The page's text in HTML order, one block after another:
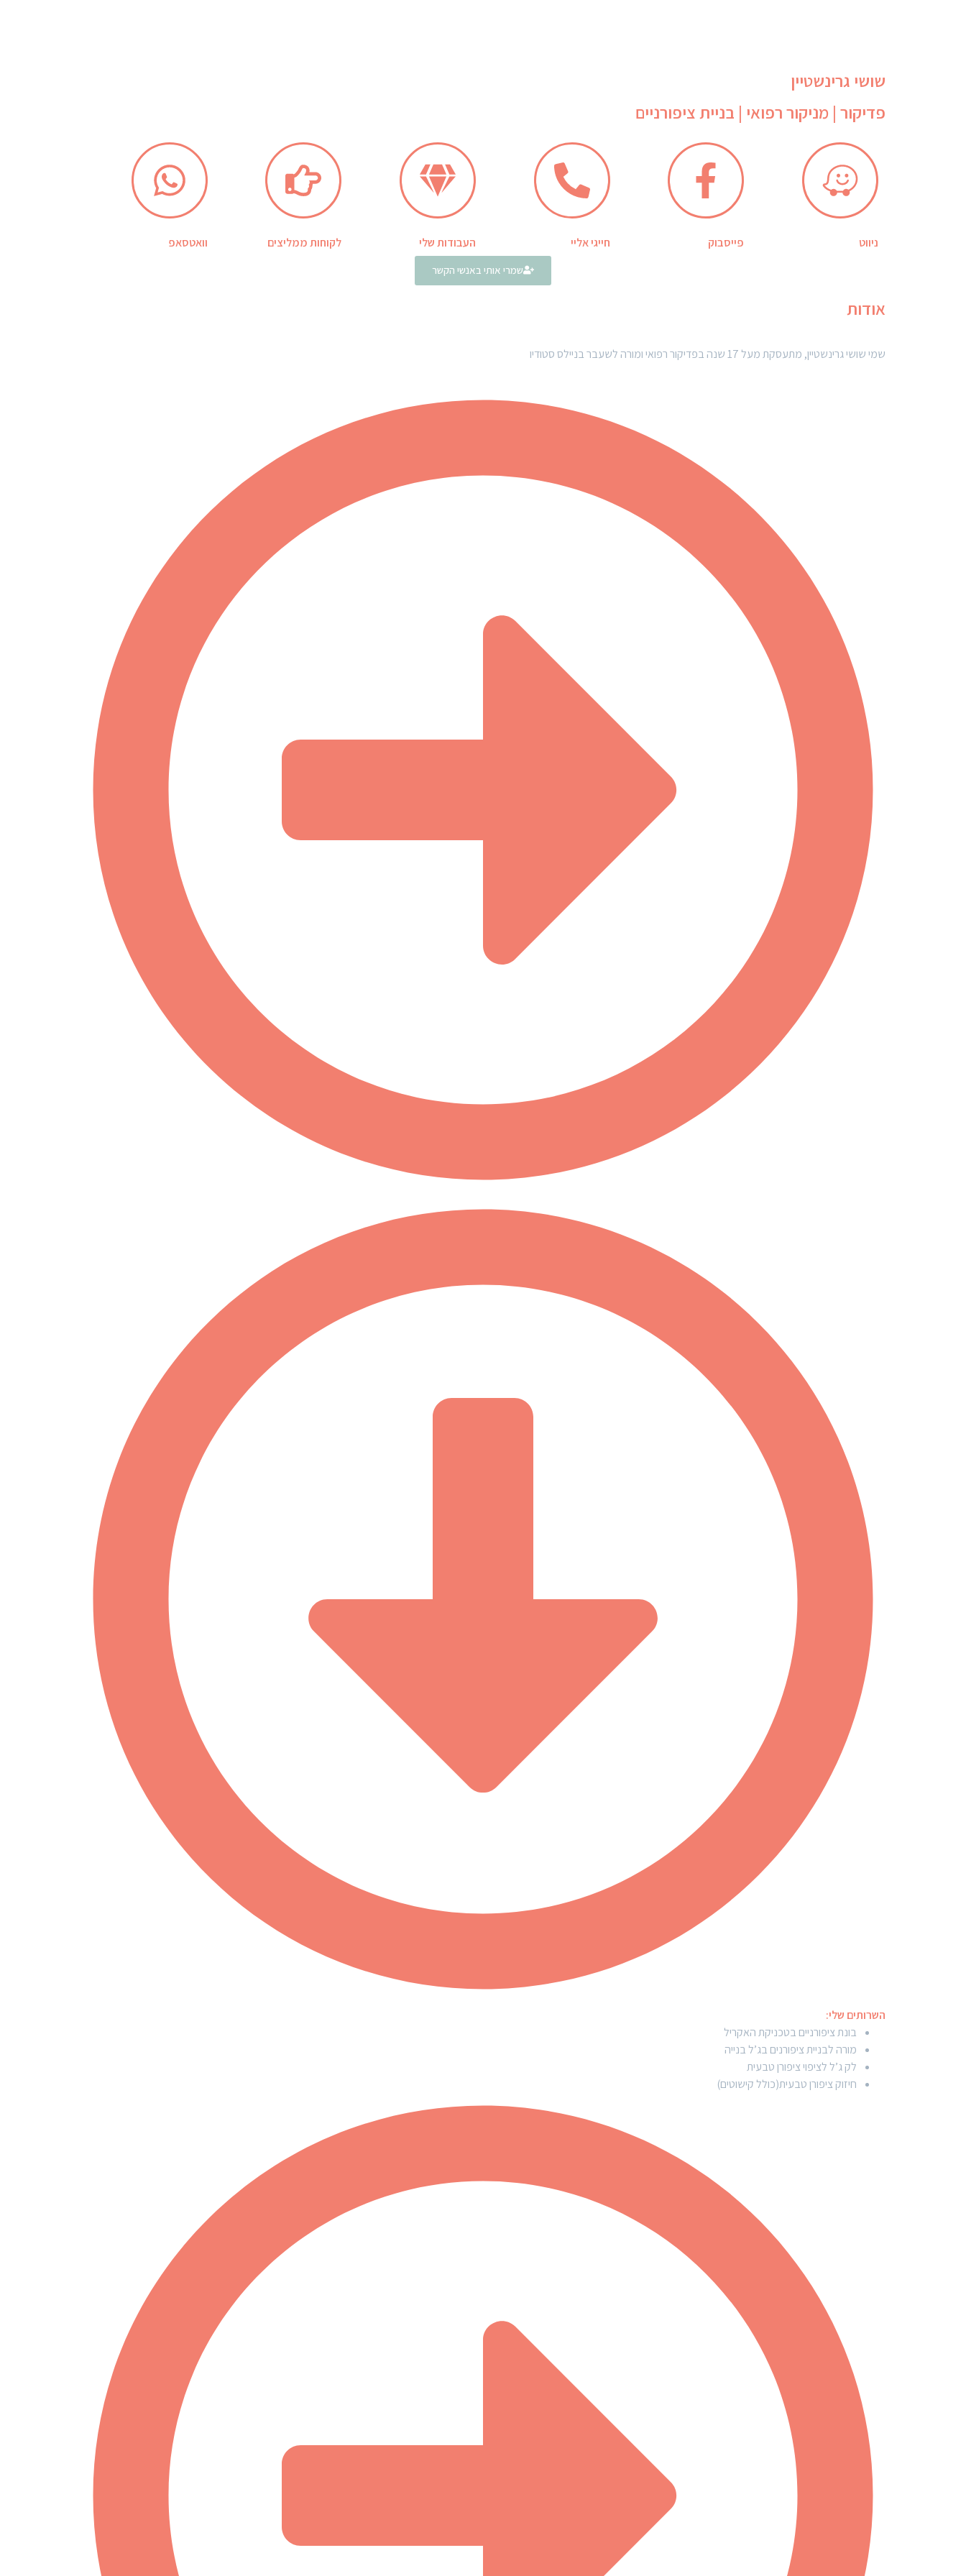
שושי גרינשטיין
פדיקור | מניקור רפואי | בניית ציפורניים
ניווט פייסבוק חייגי אליי העבודות שלי לקוחות ממליצים וואטסאפ
שמרי אותי באנשי הקשר
אודות
שמי שושי גרינשטיין, מתעסקת מעל 17 שנה בפדיקור רפואי ומורה לשעבר בניילס סטודיו
השרותים שלי:
בונת ציפורניים בטכניקת האקריל
מורה לבניית ציפורנים בג’ל בנייה
לק ג’ל לציפוי ציפורן טבעית
חיזוק ציפורן טבעית(כולל קישוטים)